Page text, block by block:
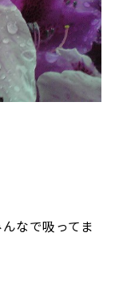
なで吸ってま